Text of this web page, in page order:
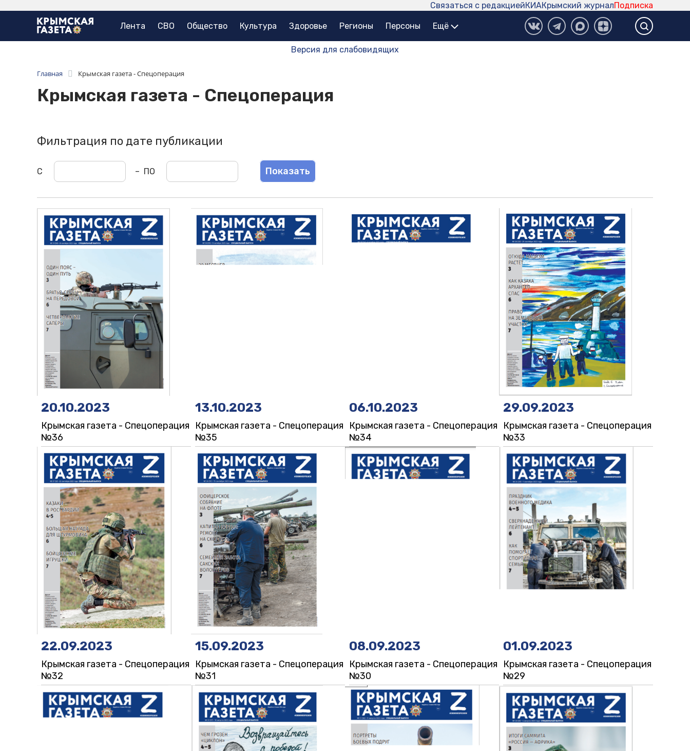
Подписка
Крымский журнал
КИА
Связаться с редакцией
Лента СВО Общество Культура Здоровье Регионы Персоны Ещё
Версия для слабовидящих
Главная Крымская газета - Спецоперация
Крымская газета - Спецоперация
Фильтрация по дате публикации
С – ПО Показать
20.10.2023
Крымская газета - Спецоперация
№36
13.10.2023
Крымская газета - Спецоперация
№35
06.10.2023
Крымская газета - Спецоперация
№34
29.09.2023
Крымская газета - Спецоперация
№33
22.09.2023
Крымская газета - Спецоперация
№32
15.09.2023
Крымская газета - Спецоперация
№31
08.09.2023
Крымская газета - Спецоперация
№30
01.09.2023
Крымская газета - Спецоперация
№29